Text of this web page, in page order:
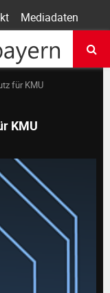
Mediadaten
für KMU
KMU